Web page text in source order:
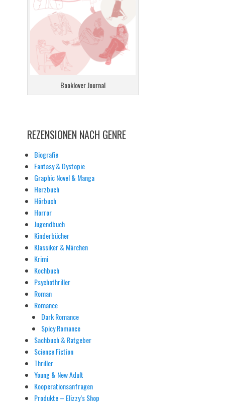
Booklover Journal
REZENSIONEN NACH GENRE
Biografie
Fantasy & Dystopie
Graphic Novel & Manga
Herzbuch
Hörbuch
Horror
Jugendbuch
Kinderbücher
Klassiker & Märchen
Krimi
Kochbuch
Psychothriller
Roman
Romance
Dark Romance
Spicy Romance
Sachbuch & Ratgeber
Science Fiction
Thriller
Young & New Adult
Kooperationsanfragen
Produkte – Elizzy’s Shop